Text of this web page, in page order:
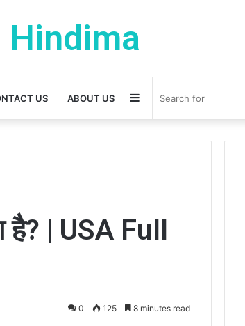
Hindima
US ABOUT US Sidebar
है? | USA Full
0 125 8 minutes read